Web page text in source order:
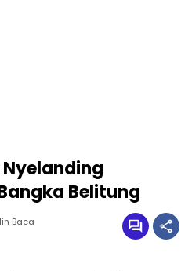
Belitung
Baca